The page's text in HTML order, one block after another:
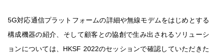
5G対応通信プラットフォームの詳細や無線モデムをはじめとする
構成機器の紹介、そして顧客との協創で生み出されるソリューシ
ョンについては、HKSF 2022のセッションで確認していただきた